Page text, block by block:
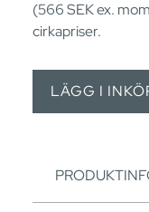
(566SEKex.
cirkapriser.
LÄGG I